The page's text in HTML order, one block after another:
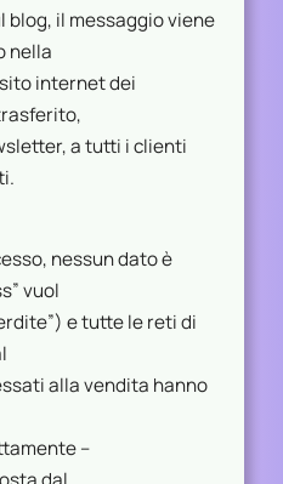
blog, il messaggio viene
nella
internet dei
a tutti i clienti
nessun dato è
vuol
e tutte le reti di
alla vendita hanno
–